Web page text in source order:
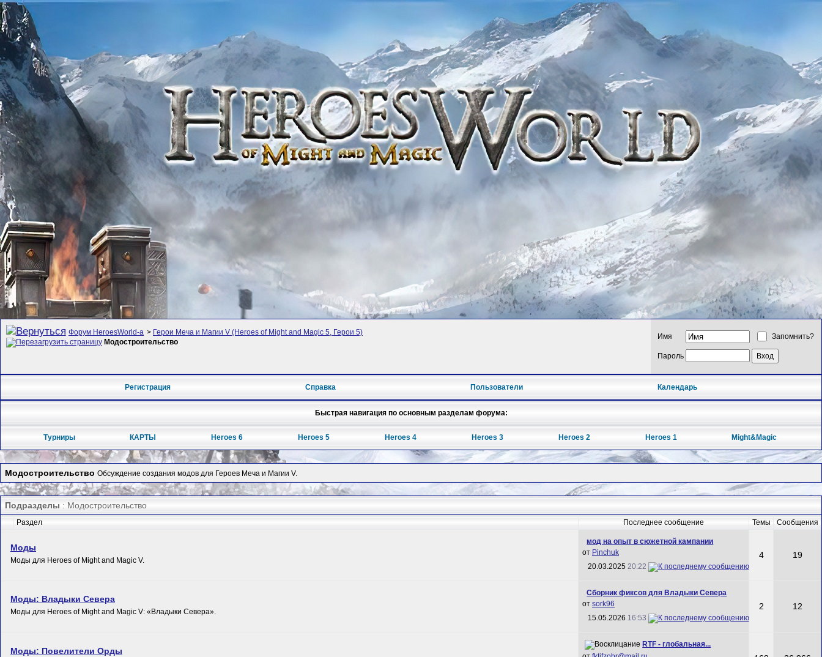
Форум HeroesWorld-а > Герои Меча и Магии V (Heroes of Might and Magic 5, Герои 5)
Модостроительство
Имя Запомнить?
Пароль
Регистрация Справка Пользователи Календарь
Быстрая навигация по основным разделам форума:
Турниры КАРТЫ Heroes 6 Heroes 5 Heroes 4 Heroes 3 Heroes 2 Heroes 1 Might&Magic
Модостроительство Обсуждение создания модов для Героев Меча и Магии V.
Подразделы : Модостроительство
Раздел Последнее сообщение Темы Сообщения
Моды
Моды для Heroes of Might and Magic V.
мод на опыт в сюжетной кампании
от Pinchuk
20.03.2025 20:22
4 19
Моды: Владыки Севера
Моды для Heroes of Might and Magic V: «Владыки Севера».
Сборник фиксов для Владыки Севера
от sork96
15.05.2026 16:53
2 12
Моды: Повелители Орды
RTF - глобальная...